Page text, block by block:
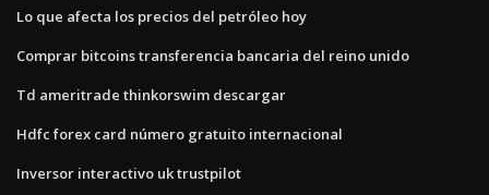
Lo que afecta los precios del petróleo hoy
Comprar bitcoins transferencia bancaria del reino unido
Td ameritrade thinkorswim descargar
Hdfc forex card número gratuito internacional
Inversor interactivo uk trustpilot